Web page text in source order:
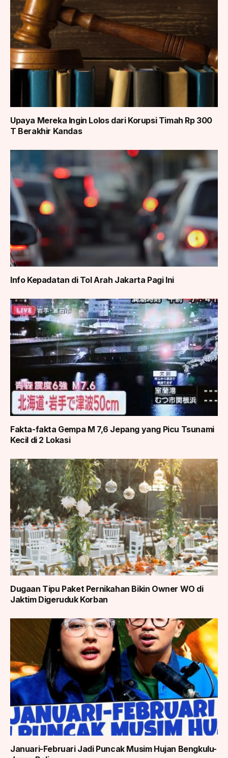
Upaya Mereka Ingin Lolos dari Korupsi Timah Rp 300
T Berakhir Kandas
Info Kepadatan di Tol Arah Jakarta Pagi Ini
Fakta-fakta Gempa M 7,6 Jepang yang Picu Tsunami
Kecil di 2 Lokasi
Dugaan Tipu Paket Pernikahan Bikin Owner WO di
Jaktim Digeruduk Korban
Januari-Februari Jadi Puncak Musim Hujan Bengkulu-